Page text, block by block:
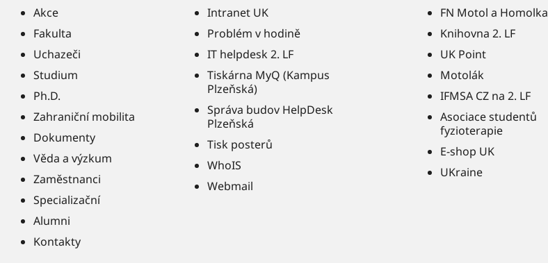
Akce
Fakulta
Uchazeči
Studium
Ph.D.
Zahraniční mobilita
Dokumenty
Věda a výzkum
Zaměstnanci
Specializační
Alumni
Kontakty
Intranet UK
Problém v hodině
IT helpdesk 2. LF
Tiskárna MyQ (Kampus
Plzeňská)
Správa budov HelpDesk
Plzeňská
Tisk posterů
WhoIS
Webmail
FN Motol a Homolka
Knihovna 2. LF
UK Point
Motolák
IFMSA CZ na 2. LF
Asociace studentů
fyzioterapie
E-shop UK
UKraine